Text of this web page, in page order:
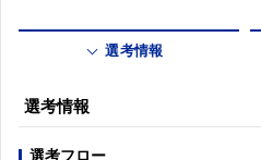
選考情報
選考情報
選考フロー